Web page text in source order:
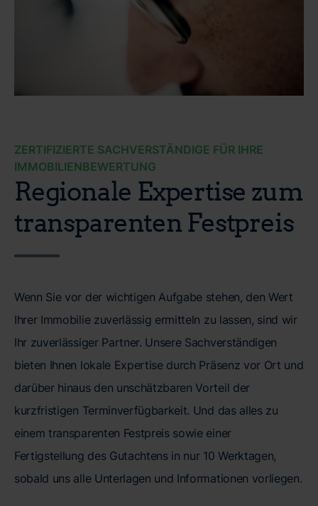
ZERTIFIZIERTE SACHVERSTÄNDIGE FÜR IHRE
IMMOBILIENBEWERTUNG
Regionale Expertise zum
transparenten Festpreis
Wenn Sie vor der wichtigen Aufgabe stehen, den Wert
Ihrer Immobilie zuverlässig ermitteln zu lassen, sind wir
Ihr zuverlässiger Partner. Unsere Sachverständigen
bieten Ihnen lokale Expertise durch Präsenz vor Ort und
darüber hinaus den unschätzbaren Vorteil der
kurzfristigen Terminverfügbarkeit. Und das alles zu
einem transparenten Festpreis sowie einer
Fertigstellung des Gutachtens in nur 10 Werktagen,
sobald uns alle Unterlagen und Informationen vorliegen.